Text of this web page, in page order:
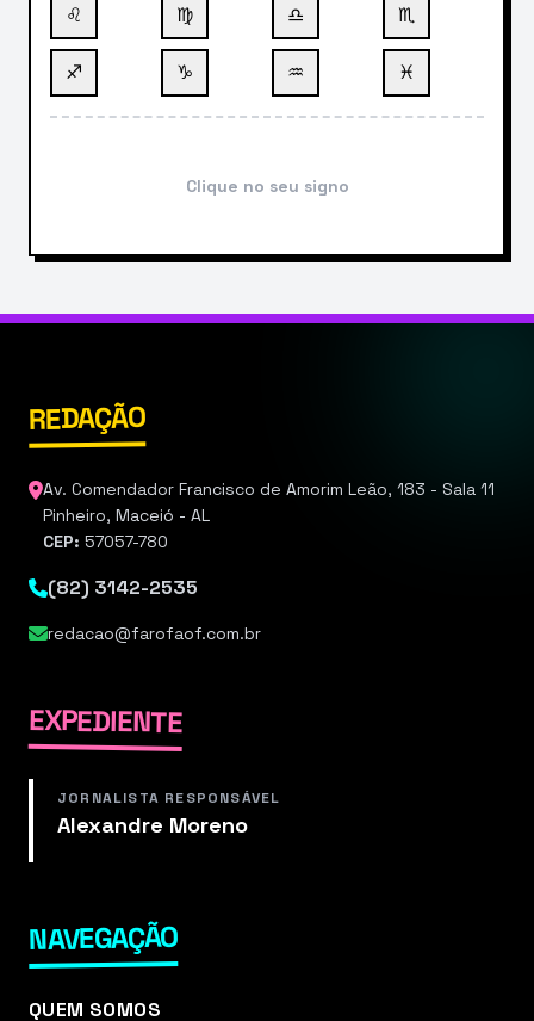
♌ ♍ ♎ ♏
♐ ♑ ♒ ♓
Clique no seu signo
REDAÇÃO
Av. Comendador Francisco de Amorim Leão, 183 - Sala 11
Pinheiro, Maceió - AL
CEP: 57057-780
(82) 3142-2535
redacao@farofaof.com.br
EXPEDIENTE
JORNALISTA RESPONSÁVEL
Alexandre Moreno
NAVEGAÇÃO
QUEM SOMOS